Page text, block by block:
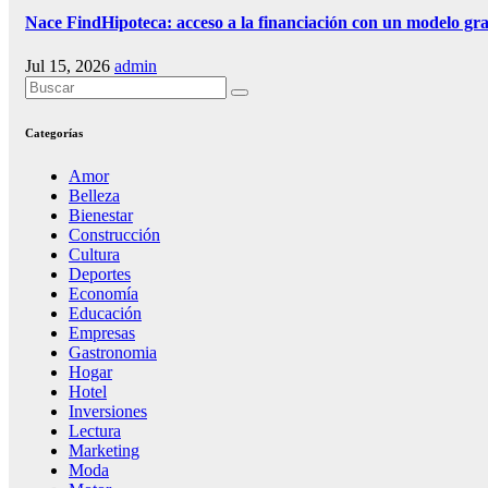
Nace FindHipoteca: acceso a la financiación con un modelo
Jul 15, 2026 admin
Categorías
Amor
Belleza
Bienestar
Construcción
Cultura
Deportes
Economía
Educación
Empresas
Gastronomia
Hogar
Hotel
Inversiones
Lectura
Marketing
Moda